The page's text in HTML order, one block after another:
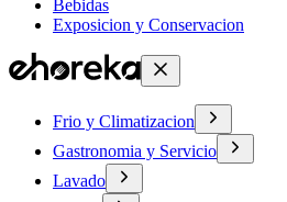
Bebidas
Exposicion y Conservacion
Frio y Climatizacion
Gastronomia y Servicio
Lavado